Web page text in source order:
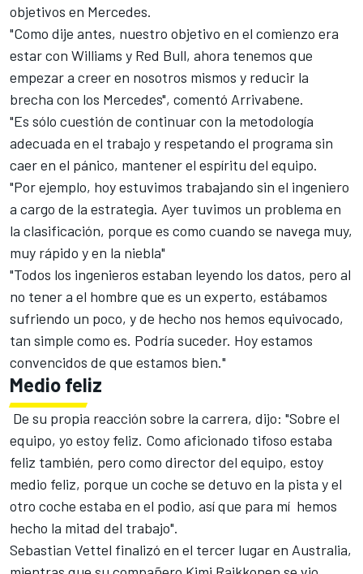
objetivos en Mercedes.
"Como dije antes, nuestro objetivo en el comienzo era
estar con Williams y Red Bull, ahora tenemos que
empezar a creer en nosotros mismos y reducir la
brecha con los Mercedes", comentó Arrivabene.
"Es sólo cuestión de continuar con la metodología
adecuada en el trabajo y respetando el programa sin
caer en el pánico, mantener el espíritu del equipo.
"Por ejemplo, hoy estuvimos trabajando sin el ingeniero
a cargo de la estrategia. Ayer tuvimos un problema en
la clasificación, porque es como cuando se navega muy,
muy rápido y en la niebla"
"Todos los ingenieros estaban leyendo los datos, pero al
no tener a el hombre que es un experto, estábamos
sufriendo un poco, y de hecho nos hemos equivocado,
tan simple como es. Podría suceder. Hoy estamos
convencidos de que estamos bien."
Medio feliz
De su propia reacción sobre la carrera, dijo: "Sobre el
equipo, yo estoy feliz. Como aficionado tifoso estaba
feliz también, pero como director del equipo, estoy
medio feliz, porque un coche se detuvo en la pista y el
otro coche estaba en el podio, así que para mí hemos
hecho la mitad del trabajo".
Sebastian Vettel finalizó en el tercer lugar en Australia,